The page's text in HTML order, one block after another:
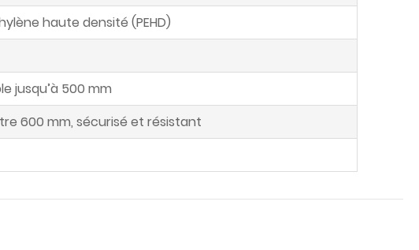
haute densité (PEHD)
jusqu’à 500 mm
600 mm, sécurisé et résistant